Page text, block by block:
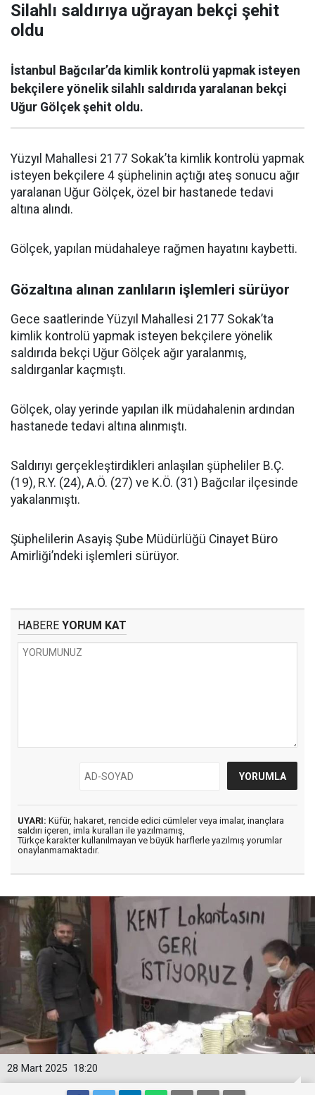
Silahlı saldırıya uğrayan bekçi şehit
oldu
İstanbul Bağcılar’da kimlik kontrolü yapmak isteyen
bekçilere yönelik silahlı saldırıda yaralanan bekçi
Uğur Gölçek şehit oldu.
Yüzyıl Mahallesi 2177 Sokak’ta kimlik kontrolü yapmak
isteyen bekçilere 4 şüphelinin açtığı ateş sonucu ağır
yaralanan Uğur Gölçek, özel bir hastanede tedavi
altına alındı.
Gölçek, yapılan müdahaleye rağmen hayatını kaybetti.
Gözaltına alınan zanlıların işlemleri sürüyor
Gece saatlerinde Yüzyıl Mahallesi 2177 Sokak’ta
kimlik kontrolü yapmak isteyen bekçilere yönelik
saldırıda bekçi Uğur Gölçek ağır yaralanmış,
saldırganlar kaçmıştı.
Gölçek, olay yerinde yapılan ilk müdahalenin ardından
hastanede tedavi altına alınmıştı.
Saldırıyı gerçekleştirdikleri anlaşılan şüpheliler B.Ç.
(19), R.Y. (24), A.Ö. (27) ve K.Ö. (31) Bağcılar ilçesinde
yakalanmıştı.
Şüphelilerin Asayiş Şube Müdürlüğü Cinayet Büro
Amirliği’ndeki işlemleri sürüyor.
HABERE YORUM KAT
UYARI: Küfür, hakaret, rencide edici cümleler veya imalar, inançlara
saldırı içeren, imla kuralları ile yazılmamış,
Türkçe karakter kullanılmayan ve büyük harflerle yazılmış yorumlar
onaylanmamaktadır.
18:20
28 Mart 2025